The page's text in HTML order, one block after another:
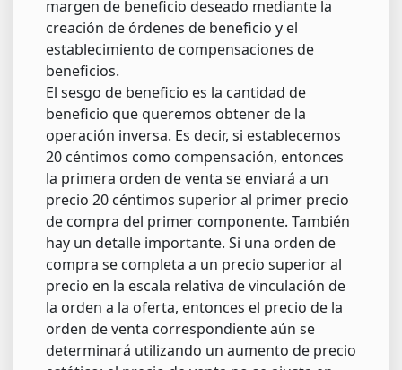
margen de beneficio deseado mediante la
creación de órdenes de beneficio y el
establecimiento de compensaciones de
beneficios.
El sesgo de beneficio es la cantidad de
beneficio que queremos obtener de la
operación inversa. Es decir, si establecemos
20 céntimos como compensación, entonces
la primera orden de venta se enviará a un
precio 20 céntimos superior al primer precio
de compra del primer componente. También
hay un detalle importante. Si una orden de
compra se completa a un precio superior al
precio en la escala relativa de vinculación de
la orden a la oferta, entonces el precio de la
orden de venta correspondiente aún se
determinará utilizando un aumento de precio